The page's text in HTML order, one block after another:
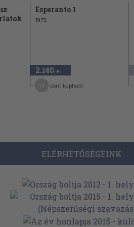
Esperanto 1
1972
2.140 ,-Ft
pont kapható
ELÉRHETŐSÉGEINK